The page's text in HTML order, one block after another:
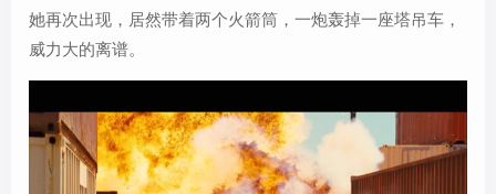
她再次出现，居然带着两个火箭筒，一炮轰掉一座塔吊车，
威力大的离谱。